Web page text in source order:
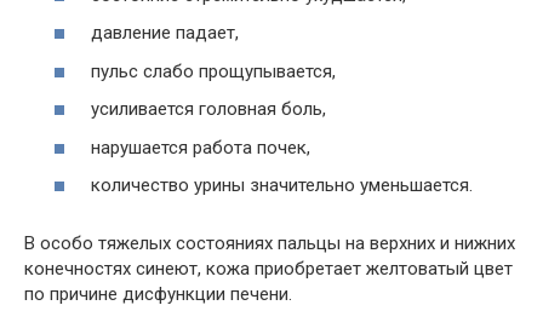
давление падает,
пульс слабо прощупывается,
усиливается головная боль,
нарушается работа почек,
количество урины значительно уменьшается.
В особо тяжелых состояниях пальцы на верхних и нижних
конечностях синеют, кожа приобретает желтоватый цвет
по причине дисфункции печени.